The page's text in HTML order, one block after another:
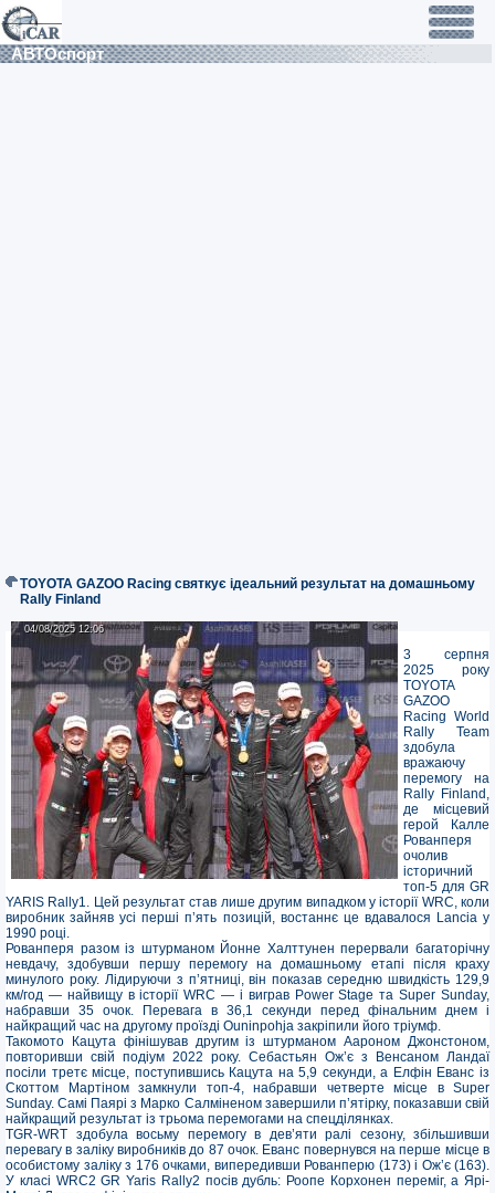
АВТОспорт
TOYOTA GAZOO Racing святкує ідеальний результат на домашньому
Rally Finland
04/08/2025 12:06
04/08/2025 12:06
3 серпня
2025 року
TOYOTA
GAZOO
Racing World
Rally Team
здобула
вражаючу
перемогу на
Rally Finland,
де місцевий
герой Калле
Рованперя
очолив
історичний
топ-5 для GR
YARIS Rally1. Цей результат став лише другим випадком у історії WRC, коли
виробник зайняв усі перші п’ять позицій, востаннє це вдавалося Lancia у
1990 році.
Рованперя разом із штурманом Йонне Халттунен перервали багаторічну
невдачу, здобувши першу перемогу на домашньому етапі після краху
минулого року. Лідируючи з п’ятниці, він показав середню швидкість 129,9
км/год — найвищу в історії WRC — і виграв Power Stage та Super Sunday,
набравши 35 очок. Перевага в 36,1 секунди перед фінальним днем і
найкращий час на другому проїзді Ouninpohja закріпили його тріумф.
Такомото Кацута фінішував другим із штурманом Аароном Джонстоном,
повторивши свій подіум 2022 року. Себастьян Ож’є з Венсаном Ландаї
посіли третє місце, поступившись Кацута на 5,9 секунди, а Елфін Еванс із
Скоттом Мартіном замкнули топ-4, набравши четверте місце в Super
Sunday. Самі Паярі з Марко Салміненом завершили п’ятірку, показавши свій
найкращий результат із трьома перемогами на спецділянках.
ТGR-WRT здобула восьму перемогу в дев’яти ралі сезону, збільшивши
перевагу в заліку виробників до 87 очок. Еванс повернувся на перше місце в
особистому заліку з 176 очками, випередивши Рованперю (173) і Ож’є (163).
У класі WRC2 GR Yaris Rally2 посів дубль: Роопе Корхонен переміг, а Ярі-